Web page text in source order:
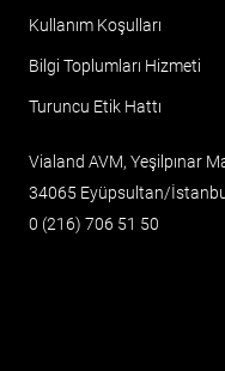
Kullanım Koşulları
Bilgi Toplumları Hizmeti
Turuncu Etik Hattı
Vialand AVM, Yeşilpınar
34065 Eyüpsultan/
0 (216) 706 51 50